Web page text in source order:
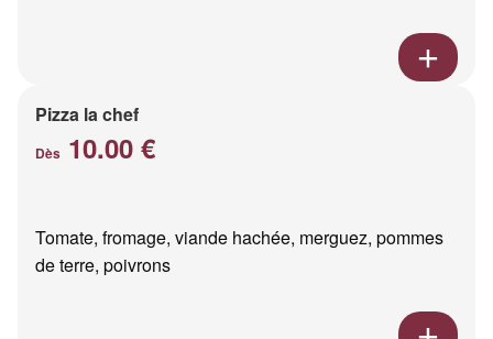
Pizza la chef
Dès 10.00 €
Tomate, fromage, viande hachée, merguez, pommes
de terre, poivrons